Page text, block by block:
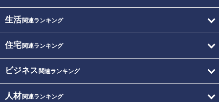
生活関連ランキング
住宅関連ランキング
ビジネス 関連ランキング
人材関連ランキング